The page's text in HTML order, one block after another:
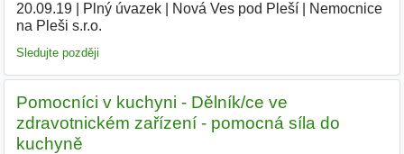
20.09.19| Plný úvazek| Nová Ves pod Pleší|
Nemocnice
na Pleši s.r.o.
Sledujte později
Pomocníci v kuchyni - Dělník/ce ve
zdravotnickém zařízení - pomocná síla do
kuchyně